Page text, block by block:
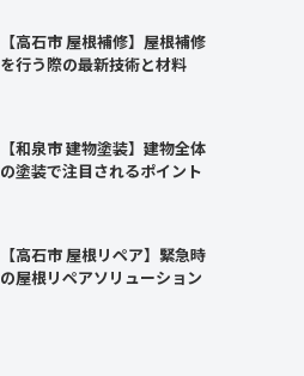
【高石市 屋根補修】屋根補修
を行う際の最新技術と材料
【和泉市 建物塗装】建物全体
の塗装で注目されるポイント
【高石市 屋根リペア】緊急時
の屋根リペアソリューション